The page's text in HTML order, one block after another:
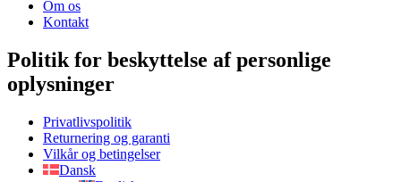
Om os
Kontakt
Politik for beskyttelse af personlige
oplysninger
Privatlivspolitik
Returnering og garanti
Vilkår og betingelser
Dansk